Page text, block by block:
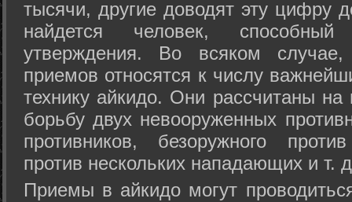
тысячи, другие доводят эту цифру
найдется человек,
утверждения. Во всяком
приемов относятся к числу
технику айкидо. Они рассчитаны
борьбу двух невооруженных
противников, безоружного
против нескольких нападающих и т.
Приемы в айкидо могут